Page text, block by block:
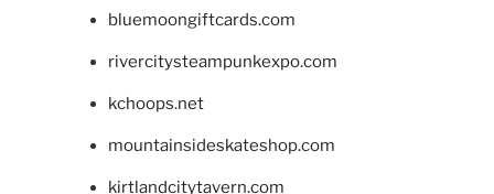
bluemoongiftcards.com
rivercitysteampunkexpo.com
kchoops.net
mountainsideskateshop.com
kirtlandcitytavern.com